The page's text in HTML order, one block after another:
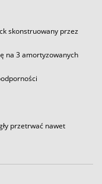
skonstruowany przez
na 3 amortyzowanych
przetrwać nawet